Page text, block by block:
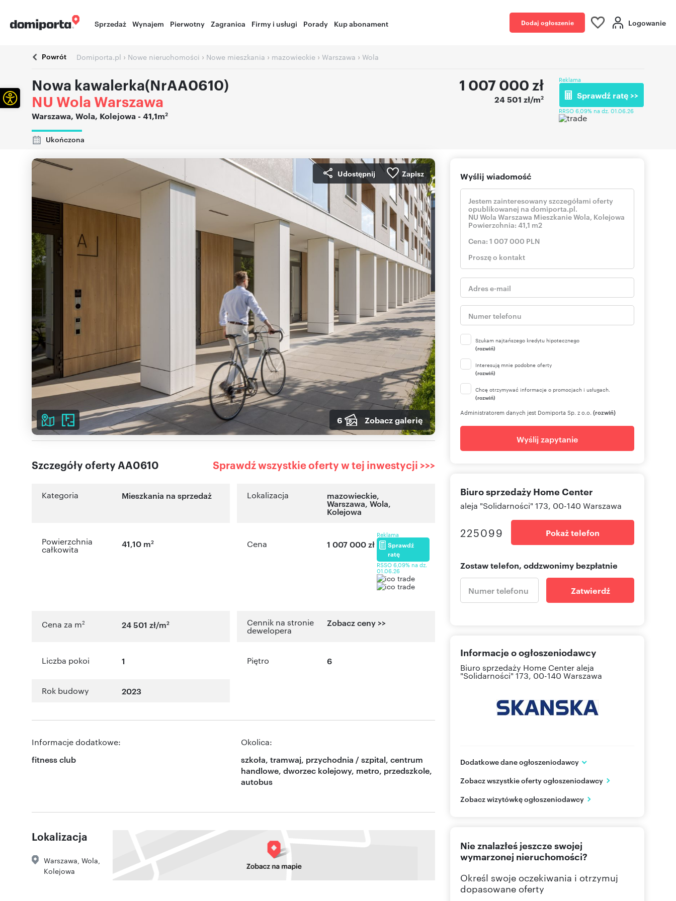
Sprzedaż Wynajem Pierwotny Zagranica Firmy i usługi Porady Kup abonament Dodaj ogłoszenie Logowanie
Powrót Domiporta.pl › Nowe nieruchomości › Nowe mieszkania › mazowieckie › Warszawa › Wola
Nowa kawalerka(NrAA0610)
NU Wola Warszawa
Warszawa, Wola, Kolejowa - 41,1m2
Ukończona
1 007 000 zł
24 501 zł/m2
Reklama
Sprawdź ratę >>
RRSO 6,09% na dz. 01.06.26
Udostępnij Zapisz
6 Zobacz galerię
Szczegóły oferty AA0610 Sprawdź wszystkie oferty w tej inwestycji >>>
Kategoria Mieszkania na sprzedaż Lokalizacja mazowieckie,
Warszawa,Wola,
Kolejowa
Powierzchnia
całkowita
41,10 m2 Cena 1 007 000 zł
Reklama
Sprawdź
ratę
RSSO 6,09% na dz.
01.06.26
Cena za m2 24 501 zł/m2 Cennik na stronie
dewelopera
Zobacz ceny >>
Liczba pokoi 1 Piętro 6
Rok budowy 2023
Informacje dodatkowe:
fitness club
Okolica:
szkoła, tramwaj, przychodnia / szpital, centrum
handlowe, dworzec kolejowy, metro, przedszkole,
autobus
Lokalizacja
Warszawa, Wola,
Kolejowa
Wyślij wiadomość
Szukam najtańszego kredytu hipotecznego
(rozwiń)
Interesują mnie podobne oferty
(rozwiń)
Chcę otrzymywać informacje o promocjach i usługach.
(rozwiń)
Administratorem danych jest Domiporta Sp. z o.o. (rozwiń)
Wyślij zapytanie
Biuro sprzedaży Home Center
aleja "Solidarności" 173, 00-140 Warszawa
225099 Pokaż telefon
Zostaw telefon, oddzwonimy bezpłatnie
Zatwierdź
Informacje o ogłoszeniodawcy
Biuro sprzedaży Home Centeraleja
"Solidarności" 173, 00-140 Warszawa
Dodatkowe dane ogłoszeniodawcy
Aleja "Solidarności" 173
mazowieckie
22 509 Pokaż telefon
Zobacz wszystkie oferty ogłoszeniodawcy
Zobacz wizytówkę ogłoszeniodawcy
Nie znalazłeś jeszcze swojej
wymarzonej nieruchomości?
Określ swoje oczekiwania i otrzymuj
dopasowane oferty
Otwórz pasek narzędzi